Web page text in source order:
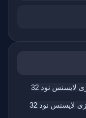
لایسنس نود 32
لایسنس نود 32